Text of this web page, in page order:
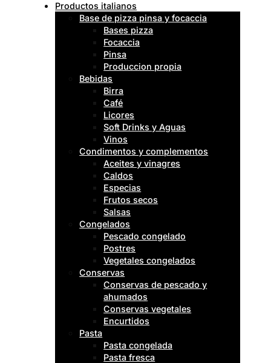
Productos italianos
Base de pizza pinsa y focaccia
Bases pizza
Focaccia
Pinsa
Produccion propia
Bebidas
Birra
Café
Licores
Soft Drinks y Aguas
Vinos
Condimentos y complementos
Aceites y vinagres
Caldos
Especias
Frutos secos
Salsas
Congelados
Pescado congelado
Postres
Vegetales congelados
Conservas
Conservas de pescado y
ahumados
Conservas vegetales
Encurtidos
Pasta
Pasta congelada
Pasta fresca